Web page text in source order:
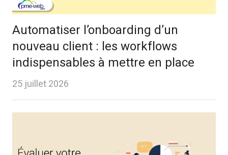
Automatiser l’onboarding d’un
nouveau client : les workflows
indispensables à mettre en place
25 juillet 2026